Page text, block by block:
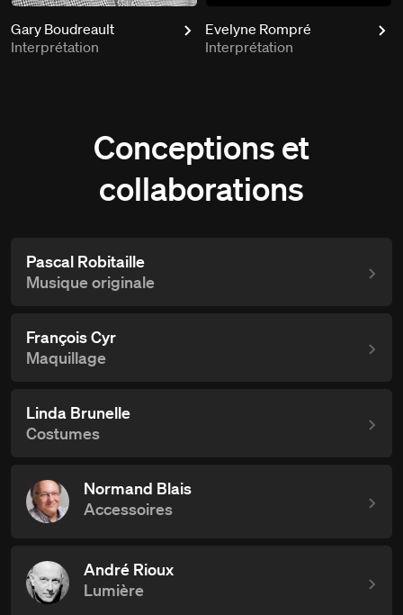
Gary Boudreault
Interprétation
Evelyne Rompré
Interprétation
Conceptions et
collaborations
Pascal Robitaille
Musique originale
François Cyr
Maquillage
Linda Brunelle
Costumes
Normand Blais
Accessoires
André Rioux
Lumière